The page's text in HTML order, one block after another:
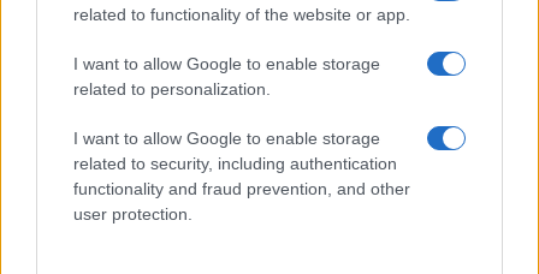
related to functionality of the website or app.
I want to allow Google to enable storage
related to personalization.
I want to allow Google to enable storage
related to security, including authentication
functionality and fraud prevention, and other
user protection.
Ricevi le nostre ultime news
daGoogle News